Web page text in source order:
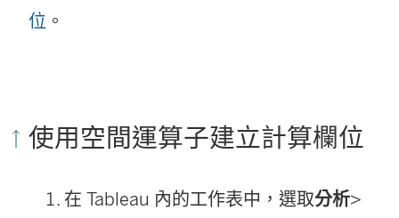
位 。
使用空間運算子建立計算欄位
在 Tableau 內的工作表中，選取分析>